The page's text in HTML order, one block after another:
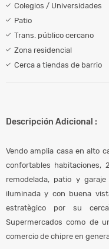
Colegios / Universidades
Patio
Trans. público cercano
Zona residencial
Cerca a tiendas de barrio
Descripción Adicional :
Vendo amplia casa en alto
confortables habitaciones,
remodelada, patio y
iluminada y con buena
estratègico por su
Supermercados como de
comercio de chipre en